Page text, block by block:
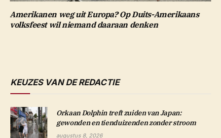
Amerikanen weg uit Europa? Op Duits-Amerikaans
volksfeest wil niemand daaraan denken
KEUZES VAN DE REDACTIE
Orkaan Dolphin treft zuiden van Japan:
gewonden en tienduizenden zonder stroom
augustus 8, 2026